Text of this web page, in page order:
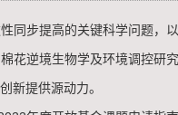
步提高的关键科学问题，
花逆境生物学及环境调控研究
新提供源动力。